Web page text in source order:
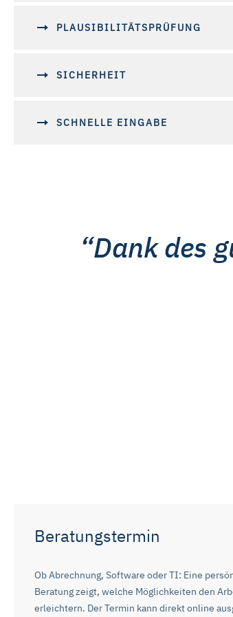
Mit „Alle
„Auswahl
widerrufen.
PLAUSIBILITÄTSPRÜFUNG
SICHERHEIT
SCHNELLE EINGABE
Dank des
Beratungstermin
Ob Abrechnung, Software oder TI: Eine
Beratung zeigt, welche Möglichkeiten den
erleichtern. Der Termin kann direkt online